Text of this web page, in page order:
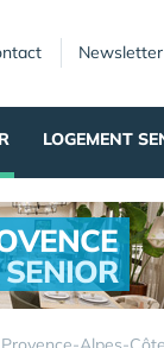
Newsletter
LOGEMENT